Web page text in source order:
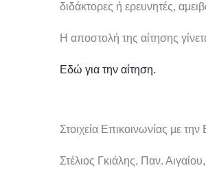
διδάκτορες ή ερευνητές,
Η αποστολή της αίτησης
Εδώ για την αίτηση.
Στοιχεία Επικοινωνίας µε
Στέλιος Γκιάλης, Παν. Αιγαίου,